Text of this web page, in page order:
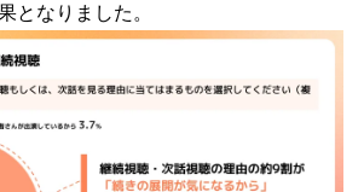
となりました。